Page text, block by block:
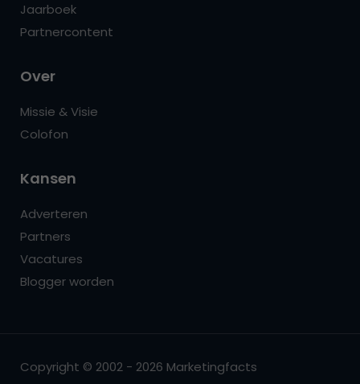
Jaarboek
Partnercontent
Over
Missie & Visie
Colofon
Kansen
Adverteren
Partners
Vacatures
Blogger worden
Copyright © 2002 - 2026 Marketingfacts